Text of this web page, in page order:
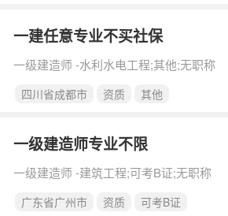
一建任意专业不买社保
一级建造师 -水利水电工程;其他;无职称
四川省成都市
资质 其他
一级建造师专业不限
一级建造师 -建筑工程;可考B证;无职称
广东省广州市
资质 可考B证